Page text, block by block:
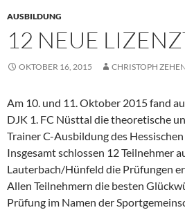
AUSBILDUNG
12 NEUE
OKTOBER 16, 2015 CHRISTOPH
Am 10. und 11. Oktober 2015 fand
DJK 1. FC Nüsttal die theoretische
Trainer C-Ausbildung des
Insgesamt schlossen 12 Teilnehmer
Lauterbach/Hünfeld die Prüfungen
Allen Teilnehmern die besten
Prüfung im Namen der